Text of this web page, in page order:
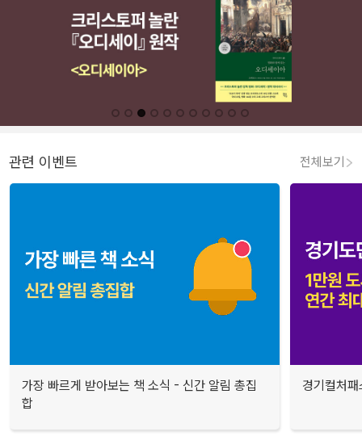
관련 이벤트 전체보기
가장 빠르게 받아보는 책 소식 - 신간 알림 총집
합
경기컬처